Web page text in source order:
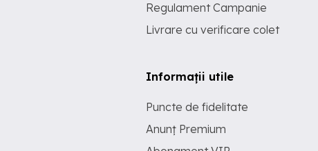
Regulament Campanie
Livrare cu verificare colet
Informații utile
Puncte de fidelitate
Anunț Premium